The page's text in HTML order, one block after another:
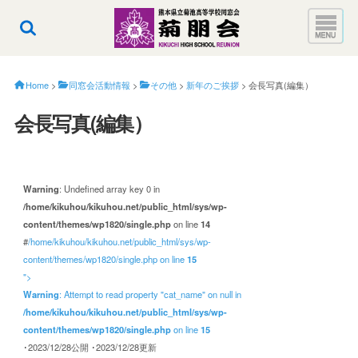
Home > 同窓会活動情報 > その他 > 新年のご挨拶 >会長写真(編集）
会長写真(編集）
Warning: Undefined array key 0 in
/home/kikuhou/kikuhou.net/public_html/sys/wp-
content/themes/wp1820/single.phpon line14
#/home/kikuhou/kikuhou.net/public_html/sys/wp-
content/themes/wp1820/single.php on line15
">
Warning: Attempt to read property "cat_name" on null in
/home/kikuhou/kikuhou.net/public_html/sys/wp-
content/themes/wp1820/single.phpon line15
･2023/12/28公開 ･2023/12/28更新